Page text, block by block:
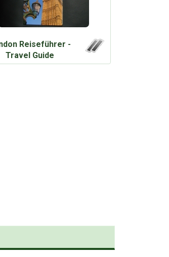
Reiseführer -
Travel Guide